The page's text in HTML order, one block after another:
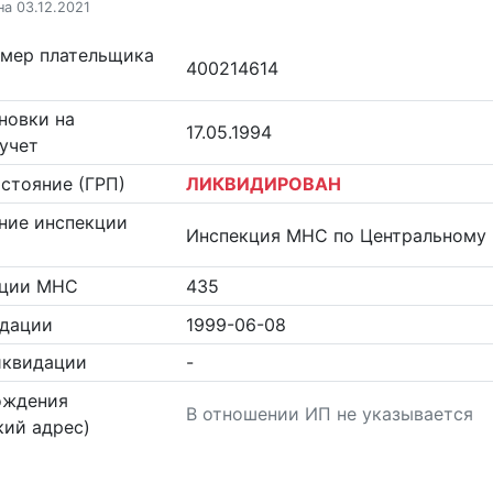
03.12.2021
плательщика
400214614
на
17.05.1994
(ГРП)
ЛИКВИДИРОВАН
инспекции
Инспекция МНС по Центральному
МНС
435
1999-06-08
-
адрес)
В отношении ИП не указывается